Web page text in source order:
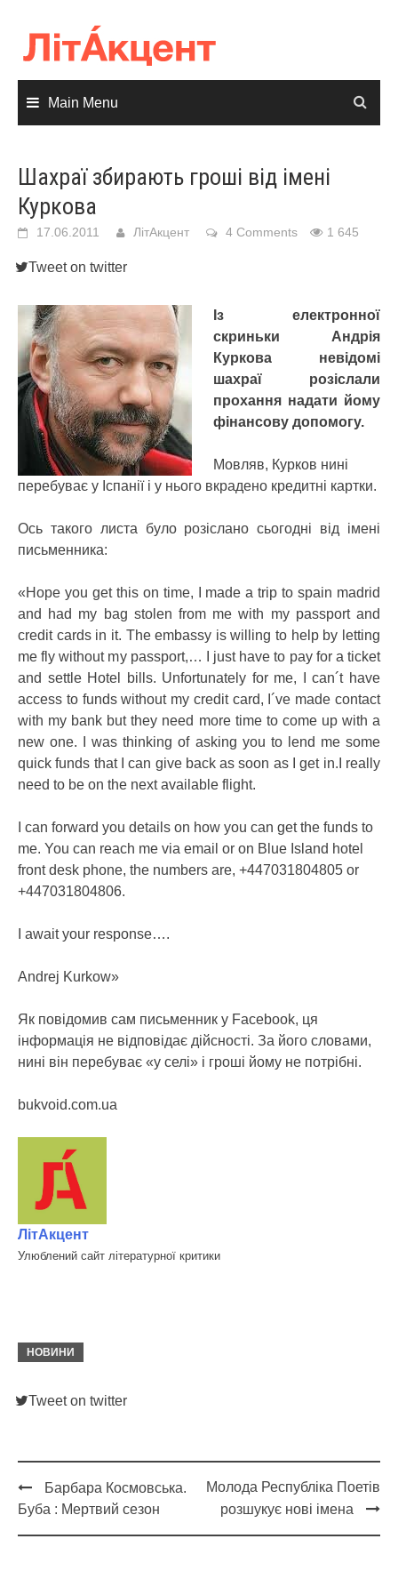
content
Main Menu
Шахраї збирають гроші від імені
Куркова
17.06.2011 ЛітАкцент 4 Comments 1 645
Tweet on twitter
Із електронної
скриньки Андрія
Куркова невідомі
шахраї розіслали
прохання надати йому
фінансову допомогу.
Мовляв, Курков нині
перебуває у Іспанії і у нього вкрадено кредитні картки.
Ось такого листа було розіслано сьогодні від імені
письменника:
«Hope you get this on time, I made a trip to spain madrid
and had my bag stolen from me with my passport and
credit cards in it. The embassy is willing to help by letting
me fly without my passport,… I just have to pay for a ticket
and settle Hotel bills. Unfortunately for me, I can´t have
access to funds without my credit card, I´ve made contact
with my bank but they need more time to come up with a
new one. I was thinking of asking you to lend me some
quick funds that I can give back as soon as I get in.I really
need to be on the next available flight.
I can forward you details on how you can get the funds to
me. You can reach me via email or on Blue Island hotel
front desk phone, the numbers are, +447031804805 or
+447031804806.
I await your response….
Andrej Kurkow»
Як повідомив сам письменник у Facebook, ця
інформація не відповідає дійсності. За його словами,
нині він перебуває «у селі» і гроші йому не потрібні.
bukvoid.com.ua
ЛітАкцент
Улюблений сайт літературної критики
НОВИНИ
Tweet on twitter
Post
navigation
Барбара Космовська.
Буба : Мертвий сезон
Молода Республіка Поетів
розшукує нові імена